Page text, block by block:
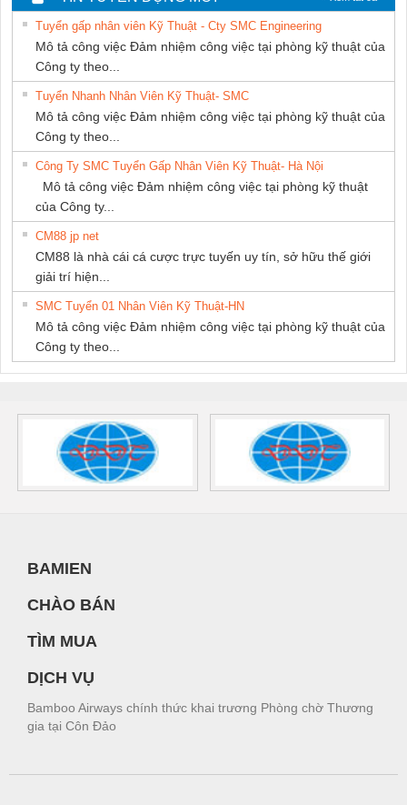
THUẬT ĐIỆN CƠ
GIA HƯNG
PHÁT
NAM
Tuyển gấp nhân viên Kỹ Thuật - Cty SMC Engineering
Mô tả công việc Đảm nhiệm công việc tại phòng kỹ thuật của
Công ty theo...
Tuyển Nhanh Nhân Viên Kỹ Thuật- SMC
Mô tả công việc Đảm nhiệm công việc tại phòng kỹ thuật của
Công ty theo...
Công Ty SMC Tuyển Gấp Nhân Viên Kỹ Thuật- Hà Nội
Mô tả công việc Đảm nhiệm công việc tại phòng kỹ thuật
của Công ty...
CM88 jp net
CM88 là nhà cái cá cược trực tuyến uy tín, sở hữu thế giới
giải trí hiện...
SMC Tuyển 01 Nhân Viên Kỹ Thuật-HN
Mô tả công việc Đảm nhiệm công việc tại phòng kỹ thuật của
Công ty theo...
BAMIEN
CHÀO BÁN
TÌM MUA
DỊCH VỤ
Bamboo Airways chính thức khai trương Phòng chờ Thương
gia tại Côn Đảo